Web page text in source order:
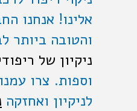
אלינו! אנחנו
והטובה ביותר
ניקיון של
וספות. צרו
לניקיון ואחזקה